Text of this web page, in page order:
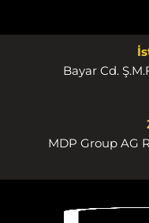
Bayar Cd.
MDP Group AG